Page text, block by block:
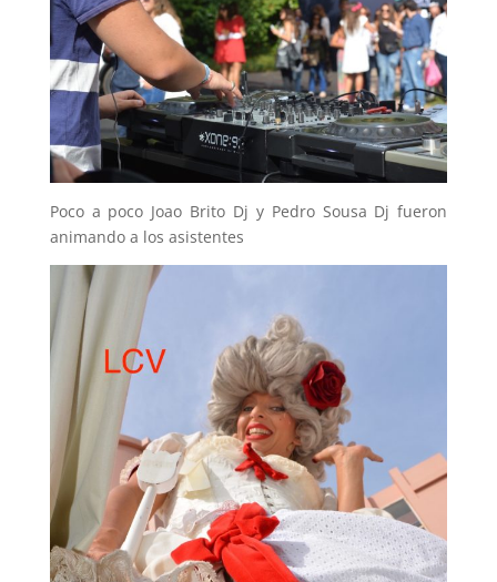
Poco a poco Joao Brito Dj y Pedro Sousa Dj fueron
animando a los asistentes